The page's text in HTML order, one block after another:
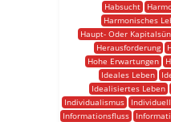
Habsucht
Harmonisches
Haupt- Oder
Herausforderung
Hohe Erwartungen
Ideales Leben
Idealisiertes Leben
Individualismus
Informationsfluss